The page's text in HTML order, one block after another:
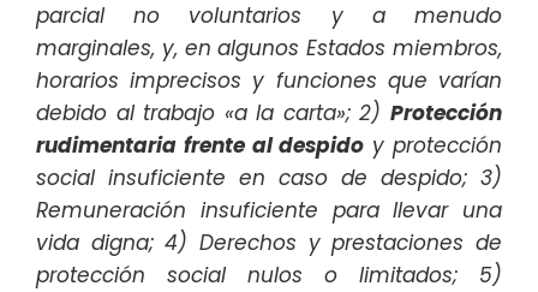
parcial no voluntarios y a menudo
marginales, y, en algunos Estados miembros,
horarios imprecisos y funciones que varían
debido al trabajo «a la carta»; 2) Protección
rudimentaria frente al despido y protección
social insuficiente en caso de despido; 3)
Remuneración insuficiente para llevar una
vida digna; 4) Derechos y prestaciones de
protección social nulos o limitados; 5)